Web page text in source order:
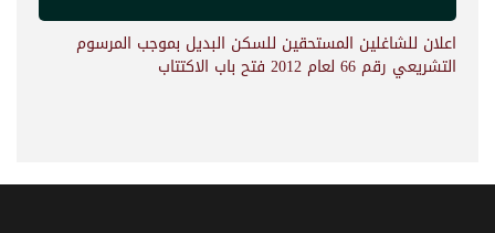
اعلان للشاغلين المستحقين للسكن البديل بموجب المرسوم
التشريعي رقم 66 لعام 2012 فتح باب الاكتتاب